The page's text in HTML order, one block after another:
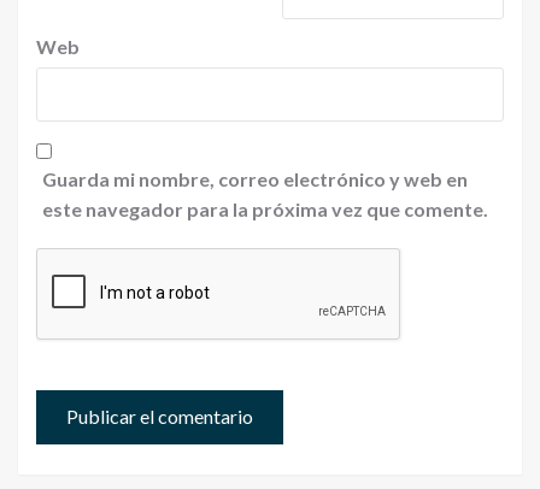
Web
Guarda mi nombre, correo electrónico y web en
este navegador para la próxima vez que comente.